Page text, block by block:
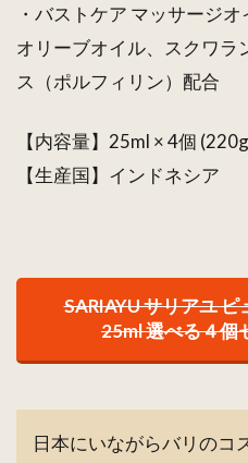
・バストケア マッサージ
オリーブオイル、スクワラ
ス（ポルフィリン）配合
【内容量】25ml × 4個
【生産国】インドネシア
SARIAYU サリアユ
25ml 選べる４個
日本にいながらバリのコ